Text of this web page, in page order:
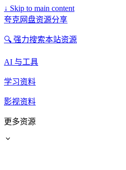
↓ Skip to main content
夸克网盘资源分享
🔍 强力搜索本站资源
AI 与工具
学习资料
影视资料
更多资源